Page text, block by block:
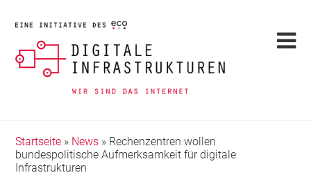
Startseite » News » Rechenzentren wollen
bundespolitische Aufmerksamkeit für digitale
Infrastrukturen